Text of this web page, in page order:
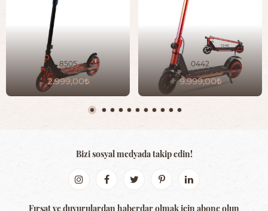
8505
2.999,00
0442
9.999,00
Bizi sosyal medyada takip edin!
Fırsat ve duyurulardan haberdar olmak için abone olun